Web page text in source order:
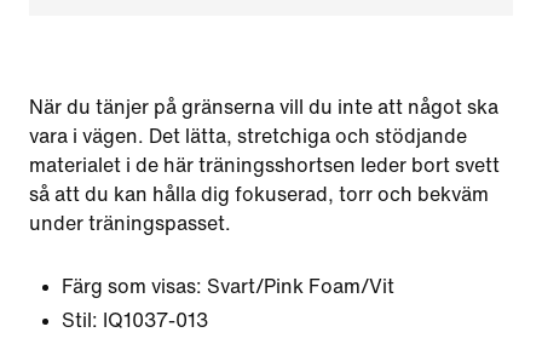
När du tänjer på gränserna vill du inte att något ska
vara i vägen. Det lätta, stretchiga och stödjande
materialet i de här träningsshortsen leder bort svett
så att du kan hålla dig fokuserad, torr och bekväm
under träningspasset.
Färg som visas: Svart/Pink Foam/Vit
Stil: IQ1037-013